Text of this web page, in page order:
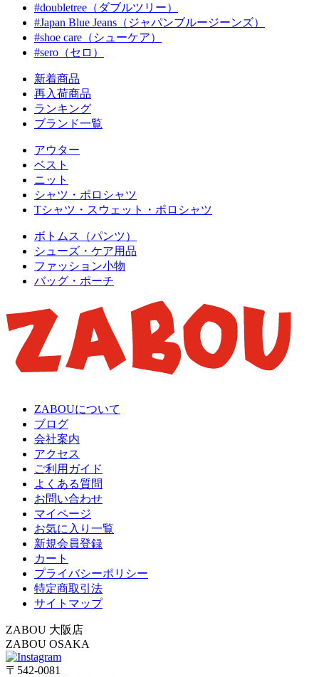
#doubletree（ダブルツリー）
#Japan Blue Jeans（ジャパンブルージーンズ）
#shoe care（シューケア）
#sero（セロ）
新着商品
再入荷商品
ランキング
ブランド一覧
アウター
ベスト
ニット
シャツ・ポロシャツ
Tシャツ・スウェット・ポロシャツ
ボトムス（パンツ）
シューズ・ケア用品
ファッション小物
バッグ・ポーチ
ZABOUについて
ブログ
会社案内
アクセス
ご利用ガイド
よくある質問
お問い合わせ
マイページ
お気に入り一覧
新規会員登録
カート
プライバシーポリシー
特定商取引法
サイトマップ
ZABOU 大阪店
ZABOU OSAKA
〒542-0081